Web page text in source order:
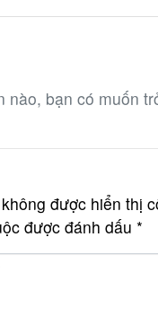
nào, bạn có muốn
được hiển thị
được đánh dấu *